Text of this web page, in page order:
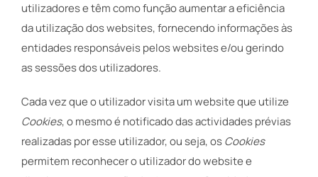
utilizadores e têm como função aumentar a eficiência
da utilização dos websites, fornecendo informações às
entidades responsáveis pelos websites e/ou gerindo
as sessões dos utilizadores.
Cada vez que o utilizador visita um website que utilize
Cookies, o mesmo é notificado das actividades prévias
realizadas por esse utilizador, ou seja, osCookies
permitem reconhecer o utilizador do website e